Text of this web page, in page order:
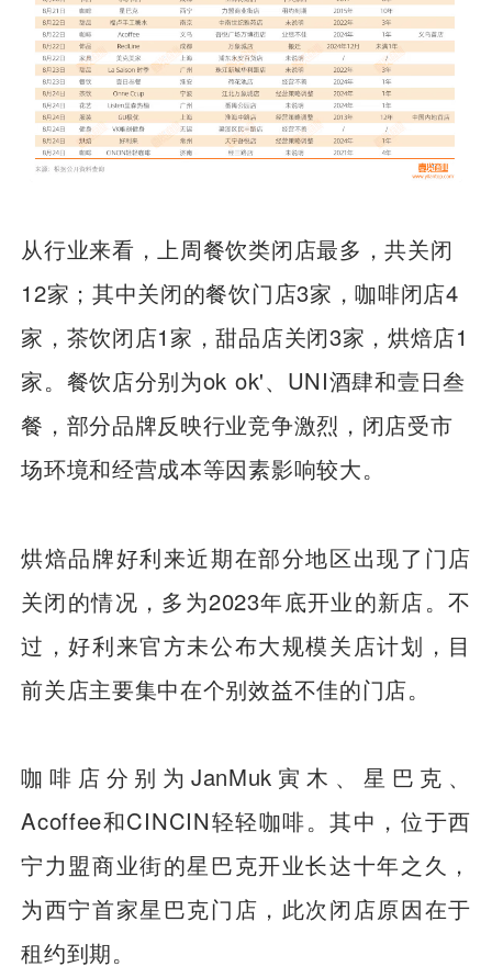
从行业来看，上周餐饮类闭店最多，共关闭
12家；其中关闭的餐饮门店3家，咖啡闭店4
家，茶饮闭店1家，甜品店关闭3家，烘焙店1
家。餐饮店分别为ok ok'、UNI酒肆和壹日叁
餐，部分品牌反映行业竞争激烈，闭店受市
场环境和经营成本等因素影响较大。
烘焙品牌好利来近期在部分地区出现了门店
关闭的情况，多为2023年底开业的新店。不
过，好利来官方未公布大规模关店计划，目
前关店主要集中在个别效益不佳的门店。
咖啡店分别为JanMuk寅木、星巴克、
Acoffee和CINCIN轻轻咖啡。其中，位于西
宁力盟商业街的星巴克开业长达十年之久，
为西宁首家星巴克门店，此次闭店原因在于
租约到期。